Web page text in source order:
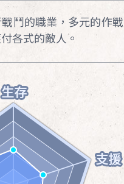
鬥的職業，多元的作
各式的敵人。